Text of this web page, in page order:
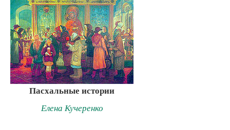
Пасхальные истории
Елена Кучеренко